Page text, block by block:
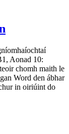
Aonad 10:
chomh maith le
Word den ábhar
in oiriúint do